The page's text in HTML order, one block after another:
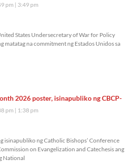
pm 3:49 pm
States Undersecretary of War for Policy
matatag na commitment ng Estados Unidos sa
2026 poster, isinapubliko ng CBCP-
pm 1:38 pm
isinapubliko ng Catholic Bishops’ Conference
on Evangelization and Catechesis ang
National